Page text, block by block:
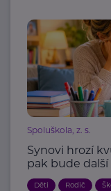
Spoluškola, z. s.
Synovi hrozí
pak bude
Děti Rodič